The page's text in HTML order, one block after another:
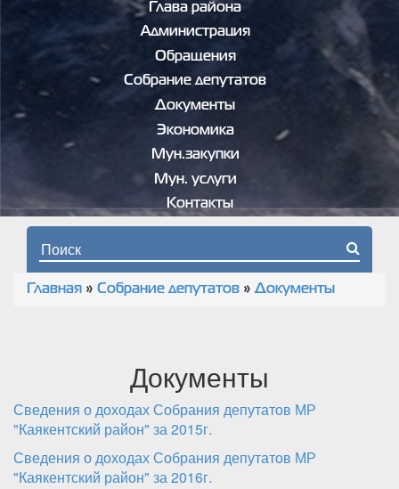
Глава района
Администрация
Обращения
Собрание депутатов
Документы
Экономика
Мун.закупки
Мун. услуги
Контакты
Форма поиска
Вы здесь
Главная » Собрание депутатов » Документы
Документы
Сведения о доходах Собрания депутатов МР
"Каякентский район" за 2015г.
Сведения о доходах Собрания депутатов МР
"Каякентский район" за 2016г.